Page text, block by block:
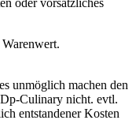
unmöglich machen den
Culinary nicht. evtl.
entstandener Kosten